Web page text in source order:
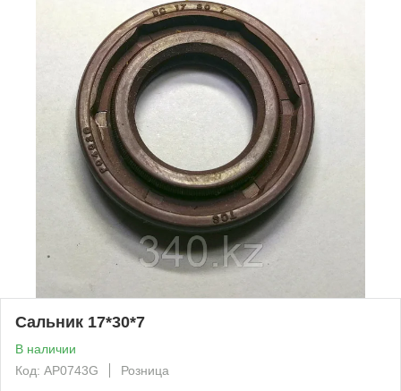
Сальник 17*30*7
В наличии
Код: AP0743G
Розница